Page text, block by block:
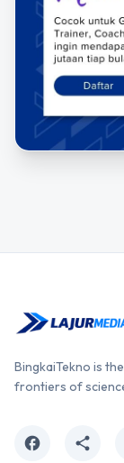
BingkaiTekno is
frontiers of
facebook share